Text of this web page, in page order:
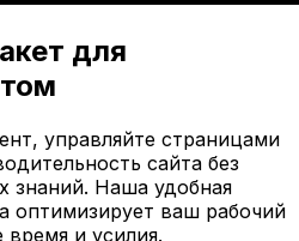
для
управляйте страницами
сайта без
знаний. Наша удобная
оптимизирует ваш рабочий
и усилия.